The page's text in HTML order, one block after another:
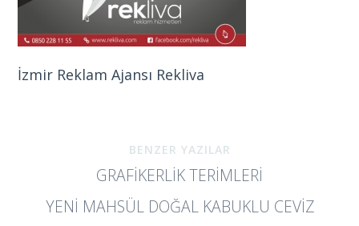
İzmir Reklam Ajansı Rekliva
BENZER YAZILAR
GRAFIKERLIK TERIMLERI
YENI MAHSÜL DOĞAL KABUKLU CEVİZ